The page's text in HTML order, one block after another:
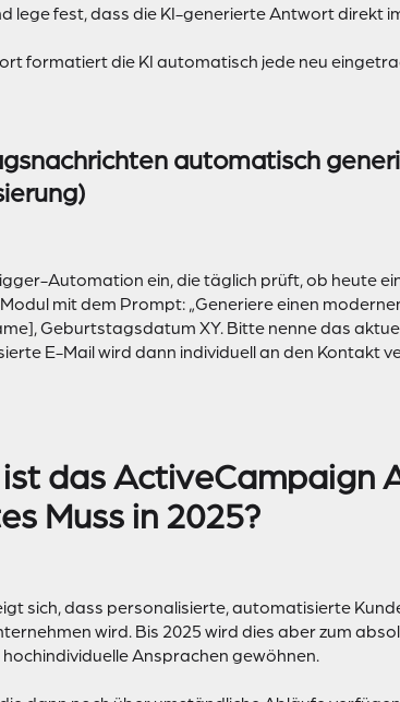
lege fest, dass die KI-generierte Antwort direkt
formatiert die KI automatisch jede neu
automatisch
Automation ein, die täglich prüft, ob heute
mit dem Prompt: „Generiere einen
Geburtstagsdatum XY. Bitte nenne das
E-Mail wird dann individuell an den Kontakt
das ActiveCampaign
Muss in 2025?
sich, dass personalisierte, automatisierte
wird. Bis 2025 wird dies aber zum
Ansprachen gewöhnen.